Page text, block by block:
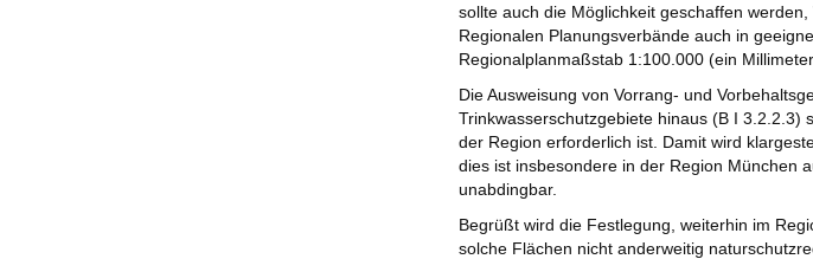
sollte auch die Möglichkeit geschaffen
Regionalen Planungsverbände auch in
Regionalplanmaßstab 1:100.000 (ein
Die Ausweisung von Vorrang- und
Trinkwasserschutzgebiete hinaus (B I 3.2.2.3)
der Region erforderlich ist. Damit wird
dies ist insbesondere in der Region München
unabdingbar.
Begrüßt wird die Festlegung, weiterhin im
solche Flächen nicht anderweitig